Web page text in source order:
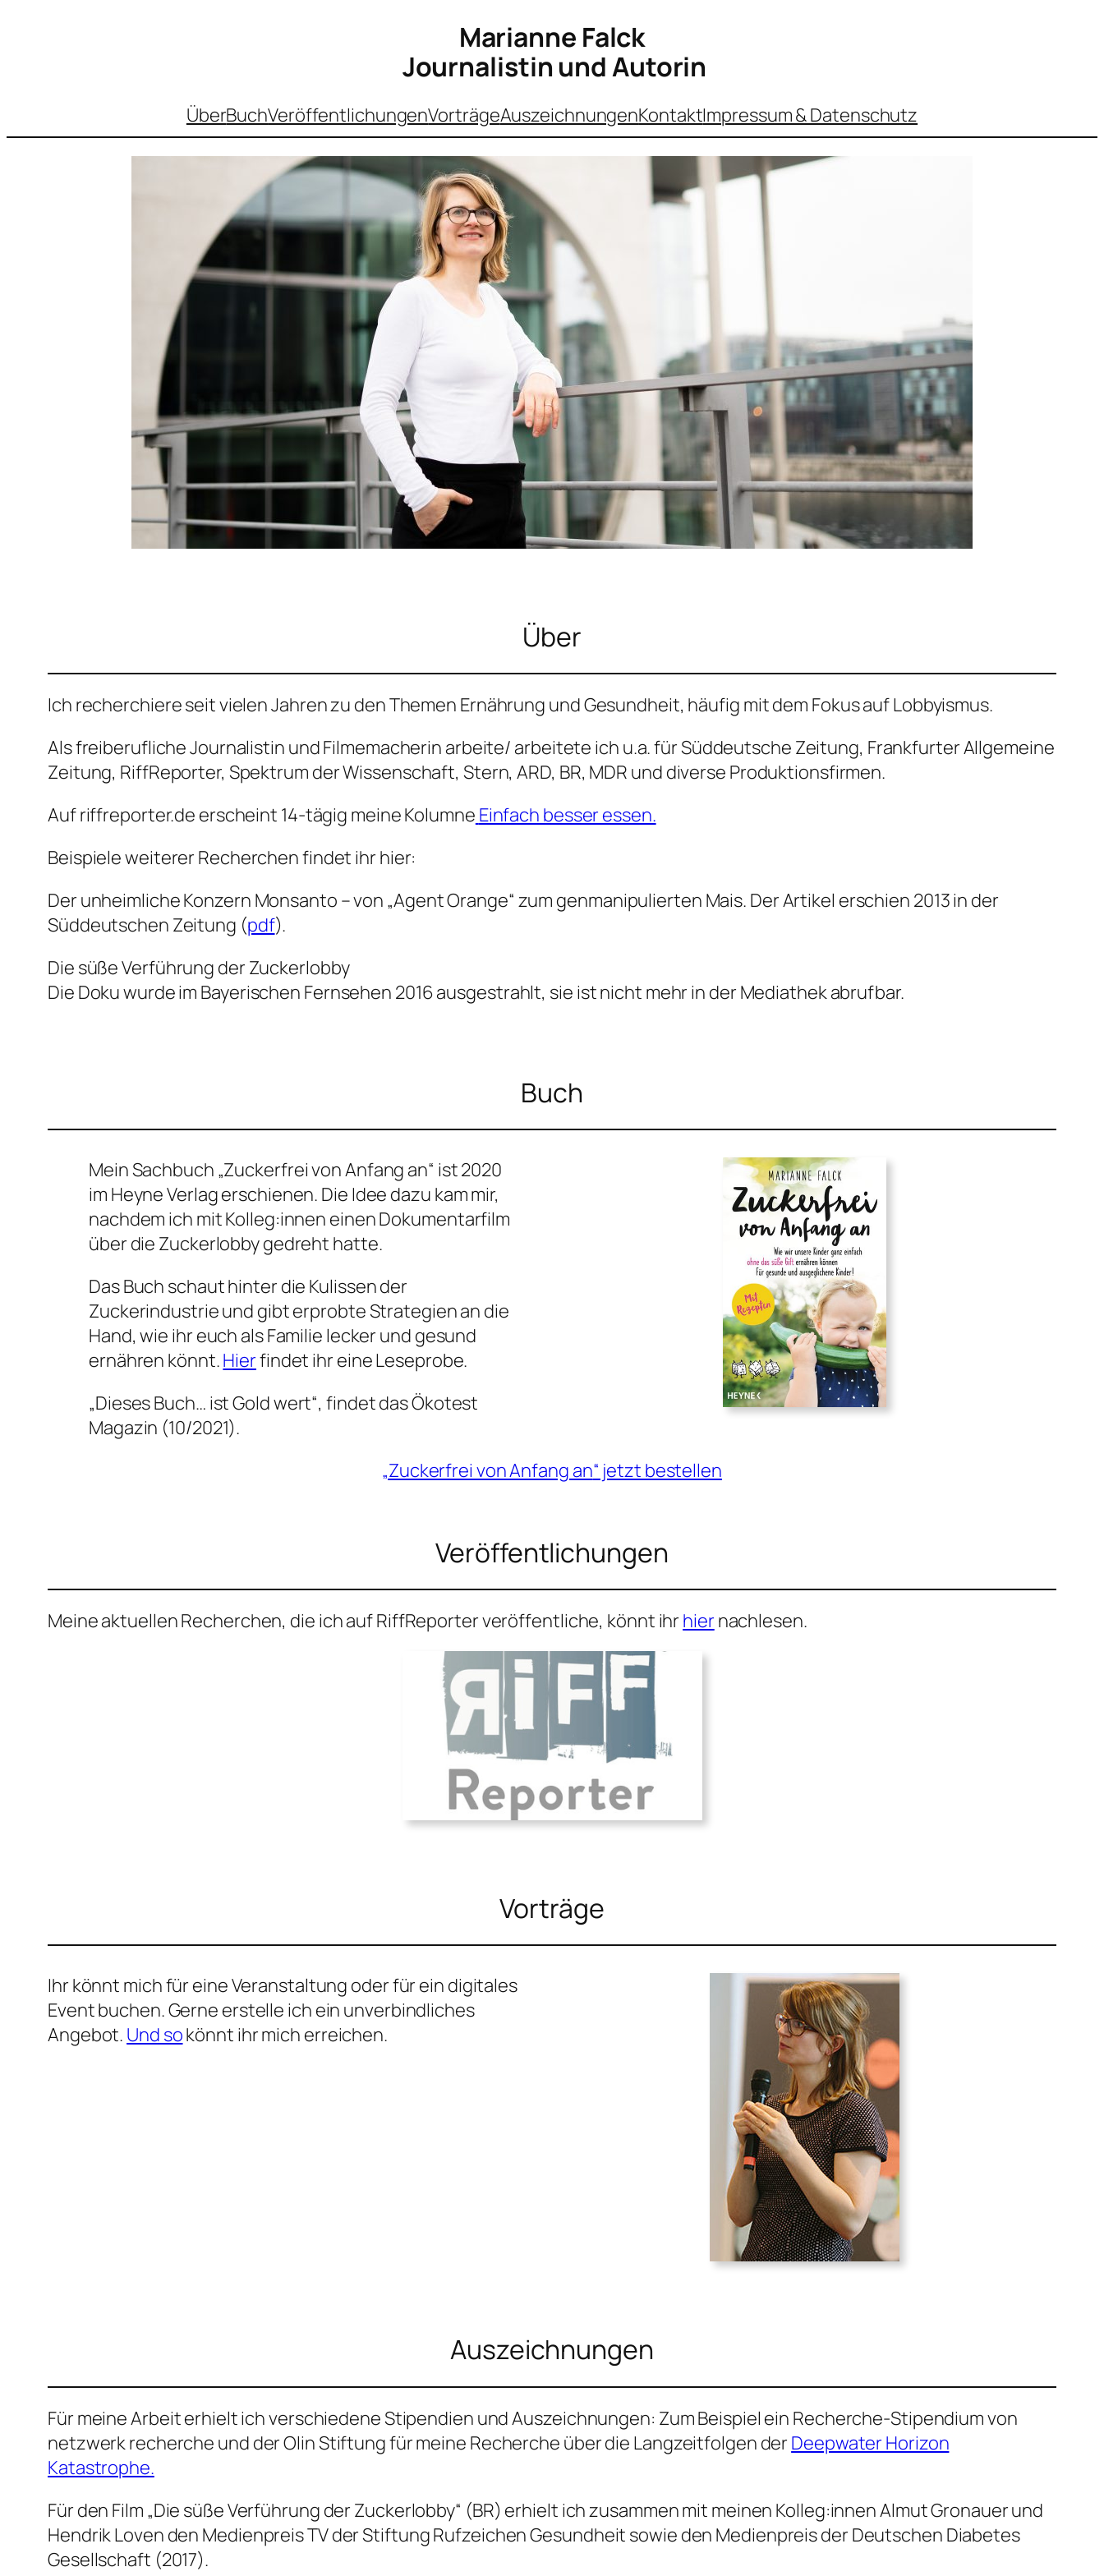
Marianne Falck
Journalistin und Autorin
ÜberBuchVeröffentlichungenVorträgeAuszeichnungenKontaktImpressum & Datenschutz
Über
Ich recherchiere seit vielen Jahren zu den Themen Ernährung und Gesundheit, häufig mit dem Fokus auf Lobbyismus.
Als freiberufliche Journalistin und Filmemacherin arbeite/ arbeitete ich u.a. fürSüddeutsche Zeitung, Frankfurter Allgemeine
Zeitung, RiffReporter, Spektrum der Wissenschaft, Stern, ARD, BR, MDR und diverse Produktionsfirmen.
Auf riffreporter.de erscheint 14-tägig meine Kolumne Einfach besser essen.
Beispiele weiterer Recherchen findet ihr hier:
Der unheimliche Konzern Monsanto – von „Agent Orange“ zum genmanipulierten Mais. Der Artikel erschien 2013 in der
Süddeutschen Zeitung (pdf).
Die süße Verführung der Zuckerlobby
Die Doku wurde im Bayerischen Fernsehen 2016 ausgestrahlt, sie ist nicht mehr in der Mediathek abrufbar.
Buch
Mein Sachbuch „Zuckerfrei von Anfang an“ ist 2020
im Heyne Verlag erschienen. Die Idee dazu kam mir,
nachdem ich mit Kolleg:innen einen Dokumentarfilm
über die Zuckerlobby gedreht hatte.
Das Buch schaut hinter die Kulissen der
Zuckerindustrie und gibt erprobte Strategien an die
Hand, wie ihr euch als Familie lecker und gesund
ernähren könnt.Hierfindet ihr eine Leseprobe.
„Dieses Buch… ist Gold wert“, findet das Ökotest
Magazin (10/2021).
„Zuckerfrei von Anfang an“ jetzt bestellen
Veröffentlichungen
Meine aktuellen Recherchen, die ich auf RiffReporter veröffentliche, könnt ihr hiernachlesen.
Vorträge
Ihr könnt mich für eine Veranstaltung oder für ein digitales
Event buchen. Gerne erstelle ich ein unverbindliches
Angebot. Und sokönnt ihr mich erreichen.
Auszeichnungen
Für meine Arbeit erhielt ich verschiedene Stipendien und Auszeichnungen: Zum Beispiel ein Recherche-Stipendium von
netzwerk recherche und der Olin Stiftung für meine Recherche über die Langzeitfolgen der Deepwater Horizon
Katastrophe.
Für den Film „Die süße Verführung der Zuckerlobby“ (BR) erhielt ich zusammen mit meinen Kolleg:innen Almut Gronauer und
Hendrik Loven den Medienpreis TV der Stiftung Rufzeichen Gesundheit sowie den Medienpreis der Deutschen Diabetes
Gesellschaft (2017).